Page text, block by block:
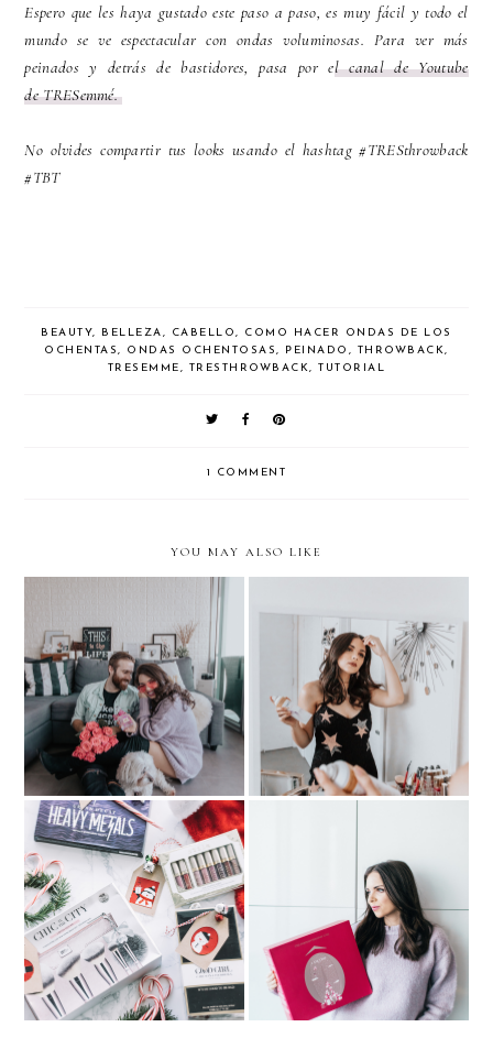
Espero que les haya gustado este paso a paso, es muy fácil y todo el
mundo se ve espectacular con ondas voluminosas. Para ver más
peinados y detrás de bastidores, pasa por el canal de Youtube
de TRESemmé.
No olvides compartir tus looks usando el hashtag #TRESthrowback
#TBT
BEAUTY, BELLEZA, CABELLO, COMO HACER ONDAS DE LOS
OCHENTAS, ONDAS OCHENTOSAS, PEINADO , THROWBACK,
TRESEMME, TRESTHROWBACK,TUTORIAL
1 COMMENT
YOU MAY ALSO LIKE
Every day SOIREE…with
VIVA LA JUICY
How to Revive Your Hair
on Lazy Days? DRY
SHAMPOO!
Holiday Makeup Looks
with METALLICS &
Holiday Gifts.. with Ulta
Beauty
HOLIDAY GIFT IDEA:
The perfect beauty set